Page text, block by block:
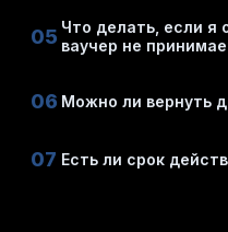
05 Что делать, если я
ваучер не
06 Можно ли вернуть
07 Есть ли срок